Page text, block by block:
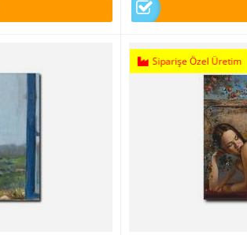
Siparişe Özel Üretim